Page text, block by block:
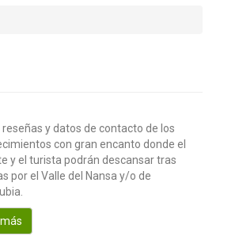
reseñas y datos de contacto de los
con gran encanto donde el
y el turista podrán descansar tras
por el Valle del Nansa y/o de